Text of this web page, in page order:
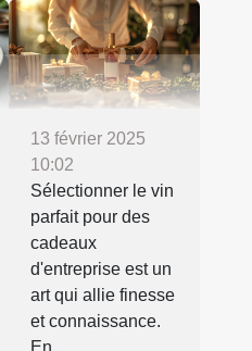
13 février 2025
10:02
Sélectionner le vin
parfait pour des
cadeaux
d'entreprise est un
art qui allie finesse
et connaissance.
En...